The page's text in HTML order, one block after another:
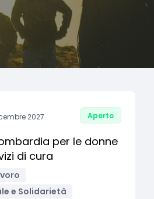
2027 Aperto
per le donne
di cura
e Solidarietà